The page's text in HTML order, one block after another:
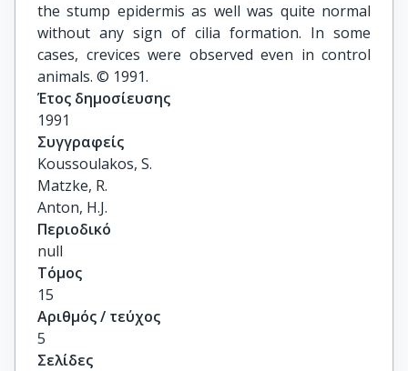
the stump epidermis as well was quite normal
without any sign of cilia formation. In some
cases, crevices were observed even in control
animals. © 1991.
Έτος δημοσίευσης
1991
Συγγραφείς
Koussoulakos, S.
Matzke, R.
Anton, H.J.
Περιοδικό
null
Τόμος
15
Αριθμός / τεύχος
5
Σελίδες